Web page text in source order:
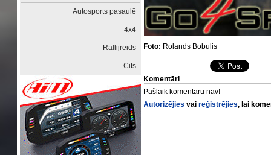
Autosports pasaulē
4x4
Rallijreids
Cits
Foto: Rolands Bobulis
Komentāri
Pašlaik komentāru nav!
Autorizējies vaireģistrējies, lai